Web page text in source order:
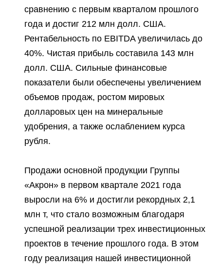
сравнению с первым кварталом прошлого
года и достиг 212 млн долл. США.
Рентабельность по EBITDA увеличилась до
40%. Чистая прибыль составила 143 млн
долл. США. Сильные финансовые
показатели были обеспечены увеличением
объемов продаж, ростом мировых
долларовых цен на минеральные
удобрения, а также ослаблением курса
рубля.
Продажи основной продукции Группы
«Акрон» в первом квартале 2021 года
выросли на 6% и достигли рекордных 2,1
млн т, что стало возможным благодаря
успешной реализации трех инвестиционных
проектов в течение прошлого года. В этом
году реализация нашей инвестиционной